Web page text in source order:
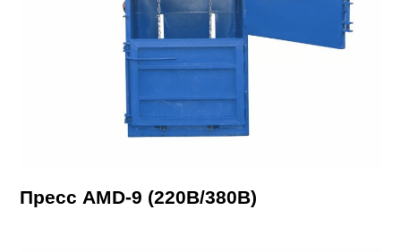
Пресс AMD-9 (220В/380В)